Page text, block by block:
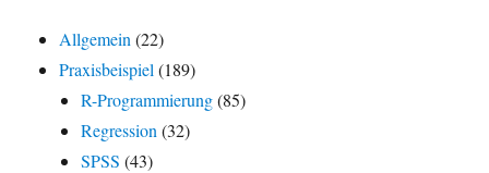
Allgemein (22)
Praxisbeispiel (189)
R-Programmierung(85)
Regression (32)
SPSS (43)